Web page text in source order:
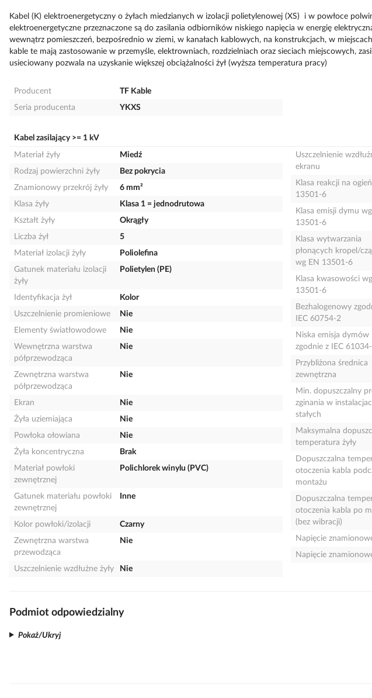
Kabel (K) elektroenergetyczny o żyłach miedzianych w izolacji polietylenowej (XS) i w powłoce
elektroenergetyczne przeznaczone są do zasilania odbiorników niskiego napięcia w energię
wewnątrz pomieszczeń, bezpośrednio w ziemi, w kanałach kablowych, na konstrukcjach, w
kable te mają zastosowanie w przemyśle, elektrowniach, rozdzielniach oraz sieciach miejscowych,
usieciowany pozwala na uzyskanie większej obciążalności żył (wyższa temperatura pracy)
Producent
TF Kable
Seria producenta
YKXS
Kabel zasilający >= 1 kV
Materiał żyły
Miedź
Rodzaj powierzchni żyły
Bez pokrycia
Znamionowy przekrój żyły
6 mm²
Klasa żyły
Klasa 1 = jednodrutowa
Kształt żyły
Okrągły
Liczba żył
5
Materiał izolacji żyły
Poliolefina
Gatunek materiału izolacji
żyły
Polietylen (PE)
Identyfikacja żył
Kolor
Uszczelnienie promieniowe
Nie
Elementy światłowodowe
Nie
Wewnętrzna warstwa
półprzewodząca
Nie
Zewnętrzna warstwa
półprzewodząca
Nie
Ekran
Nie
Żyła uziemiająca
Nie
Powłoka ołowiana
Nie
Żyła koncentryczna
Brak
Materiał powłoki
zewnętrznej
Polichlorek winylu (PVC)
Gatunek materiału powłoki
zewnętrznej
Inne
Kolor powłoki/izolacji
Czarny
Zewnętrzna warstwa
przewodząca
Nie
Uszczelnienie wzdłużne żyły Nie
Uszczelnienie
ekranu
Klasa reakcji na
13501-6
Klasa emisji dymu
13501-6
Klasa wytwarzania
płonących kropel/
wg EN 13501-6
Klasa kwasowości
13501-6
Bezhalogenowy
IEC 60754-2
Niska emisja dymów
zgodnie z IEC
Przybliżona średnica
zewnętrzna
Min. dopuszczalny
zginania w
stałych
Maksymalna
temperatura żyły
Dopuszczalna
otoczenia kabla
montażu
Dopuszczalna
otoczenia kabla po
(bez wibracji)
Napięcie
Napięcie
Podmiot odpowiedzialny
Pokaż/Ukryj